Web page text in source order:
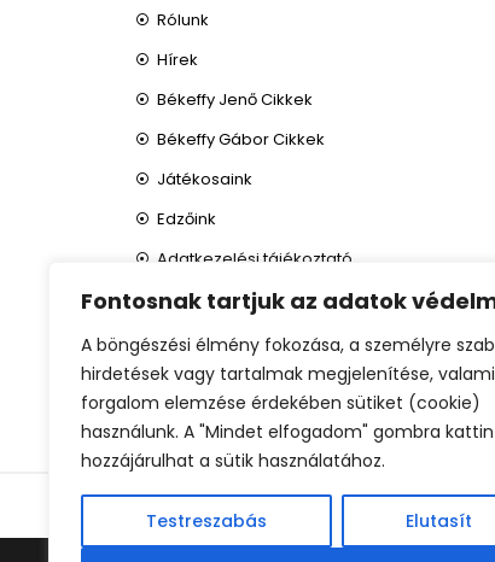
Fontosnak tartjuk az adatok
A böngészési élmény fokozása, a személyre
hirdetések vagy tartalmak megjelenítése,
forgalom elemzése érdekében sütiket (cookie)
használunk. A "Mindet elfogadom" gombra
hozzájárulhat a sütik használatához.
Testreszabás Elutasít
Rólunk
Hírek
Békeffy Jenő Cikkek
Békeffy Gábor Cikkek
Játékosaink
Edzőink
Adatkezelési tájékoztató